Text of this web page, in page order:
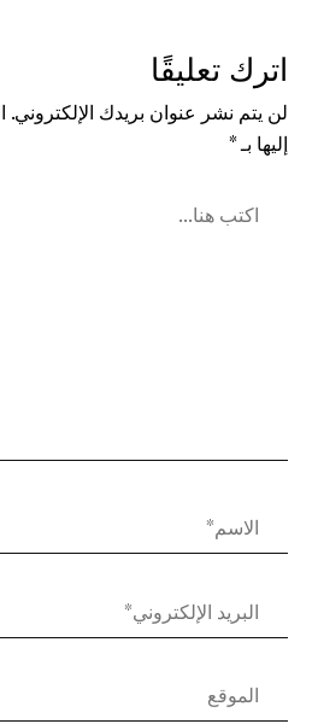
اترك تعليقًا
لن يتم نشر عنوان بريدك الإلكتروني.
إليها بـ*